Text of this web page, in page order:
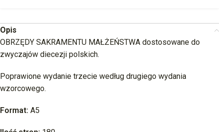
Opis
OBRZĘDY SAKRAMENTU MAŁŻEŃSTWA dostosowane do
zwyczajów diecezji polskich.
Poprawione wydanie trzecie według drugiego wydania
wzorcowego.
Format: A5